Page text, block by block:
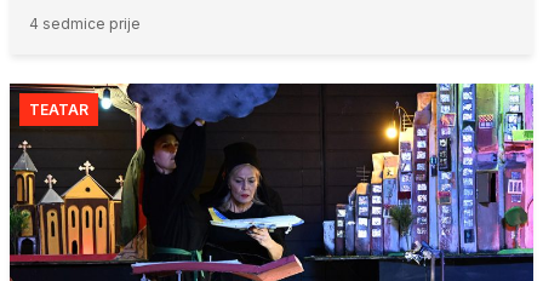
4 sedmice prije
TEATAR